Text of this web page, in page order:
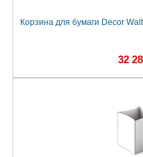
Корзина для бумаги Decor
32